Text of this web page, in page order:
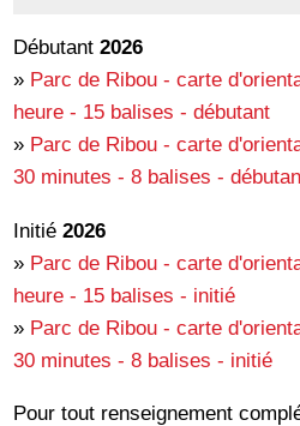
Débutant2026
» Parc de Ribou - carte
heure - 15 balises - débutant
» Parc de Ribou - carte
30 minutes - 8 balises -
Initié2026
» Parc de Ribou - carte
heure - 15 balises - initié
» Parc de Ribou - carte
30 minutes - 8 balises - initié
Pour tout renseignement